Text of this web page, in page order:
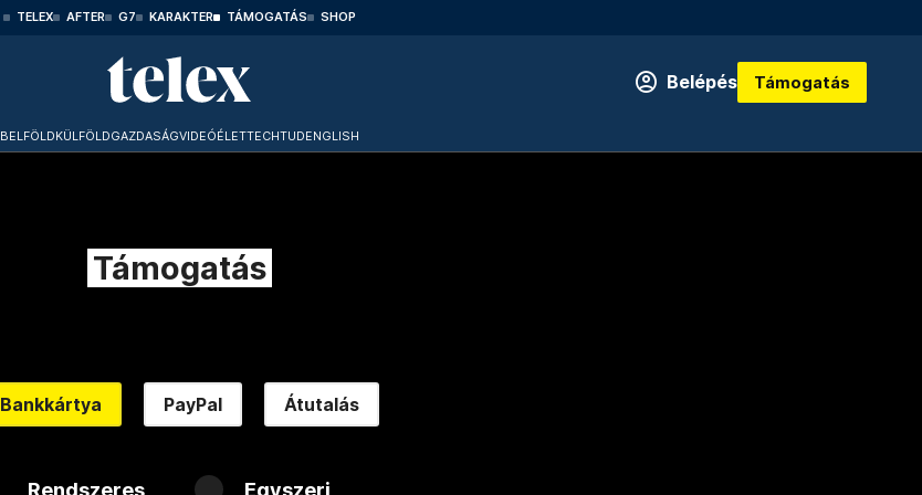
TELEX AFTER G7 KARAKTER TÁMOGATÁS SHOP
Belépés Támogatás
BELFÖLDKÜLFÖLDGAZDASÁGVIDEÓÉLETTECHTUDENGLISH
Támogatás
Bankkártya PayPal Átutalás
Rendszeres Egyszeri